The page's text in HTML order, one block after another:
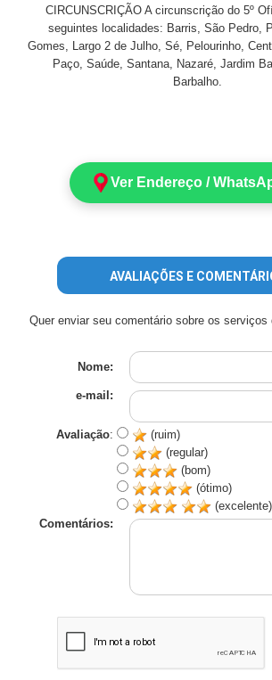
CIRCUNSCRIÇÃO A circunscrição do 5º
seguintes localidades: Barris, São Pedro,
Gomes, Largo 2 de Julho, Sé, Pelourinho,
Paço, Saúde, Santana, Nazaré, Jardim
Barbalho.
Ver Endereço /
AVALIAÇÕES E
Quer enviar seu comentário sobre os serviços
Nome:
e-mail:
Avaliação:
(ruim)
(regular)
(bom)
(ótimo)
(excelente)
Comentários: